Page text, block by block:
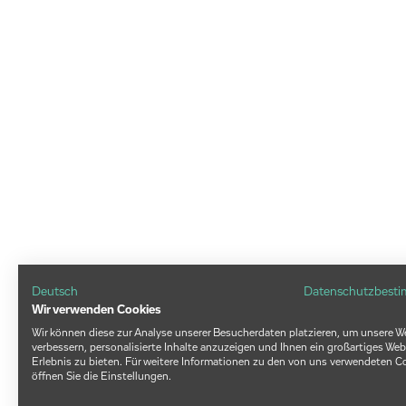
Deutsch
Wir verwenden Cookies
Wir können diese zur Analyse unserer Besucherdaten platzieren, um unsere
verbessern, personalisierte Inhalte anzuzeigen und Ihnen ein großartiges
Erlebnis zu bieten. Für weitere Informationen zu den von uns verwendeten
öffnen Sie die Einstellungen.